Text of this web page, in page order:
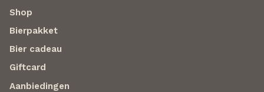
Shop
Bierpakket
Bier cadeau
Giftcard
Aanbiedingen